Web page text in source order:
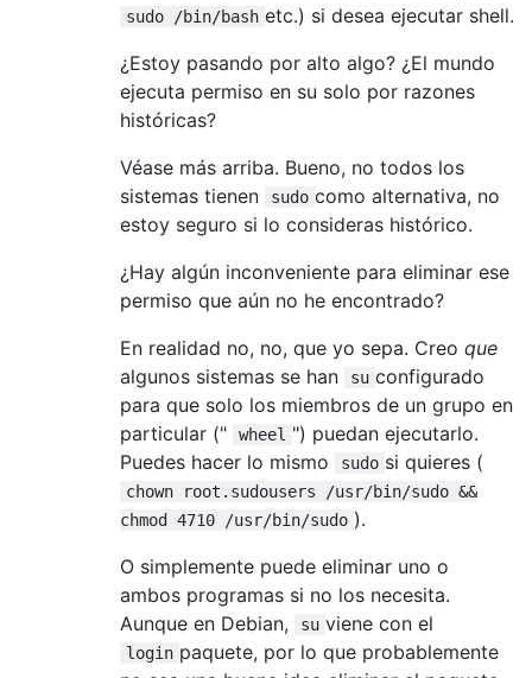
sudo /bin/bash etc.) si desea ejecutar shell.
¿Estoy pasando por alto algo? ¿El mundo
ejecuta permiso en su solo por razones
históricas?
Véase más arriba. Bueno, no todos los
sistemas tienen
sudo como alternativa, no
estoy seguro si lo consideras histórico.
¿Hay algún inconveniente para eliminar ese
permiso que aún no he encontrado?
En realidad no, no, que yo sepa. Creo que
algunos sistemas se han
su configurado
para que solo los miembros de un grupo en
particular ("
wheel ") puedan ejecutarlo.
Puedes hacer lo mismo
sudo si quieres (
chown root.sudousers /usr/bin/sudo &&
chmod 4710 /usr/bin/sudo ).
O simplemente puede eliminar uno o
ambos programas si no los necesita.
Aunque en Debian,
su viene con el
login paquete, por lo que probablemente